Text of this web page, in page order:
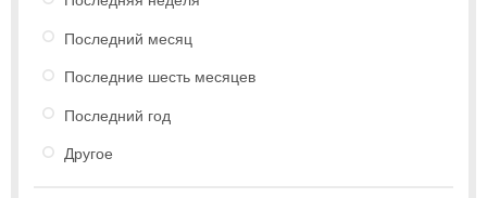
Последний месяц
Последние шесть месяцев
Последний год
Другое